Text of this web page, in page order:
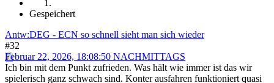
Gespeichert
Antw:DEG - ECN so schnell sieht man sich wieder
#32
Februar 22, 2026, 18:08:50 NACHMITTAGS
Ich bin mit dem Punkt zufrieden. Was hält wie immer ist das wir
spielerisch ganz schwach sind. Konter ausfahren funktioniert quasi